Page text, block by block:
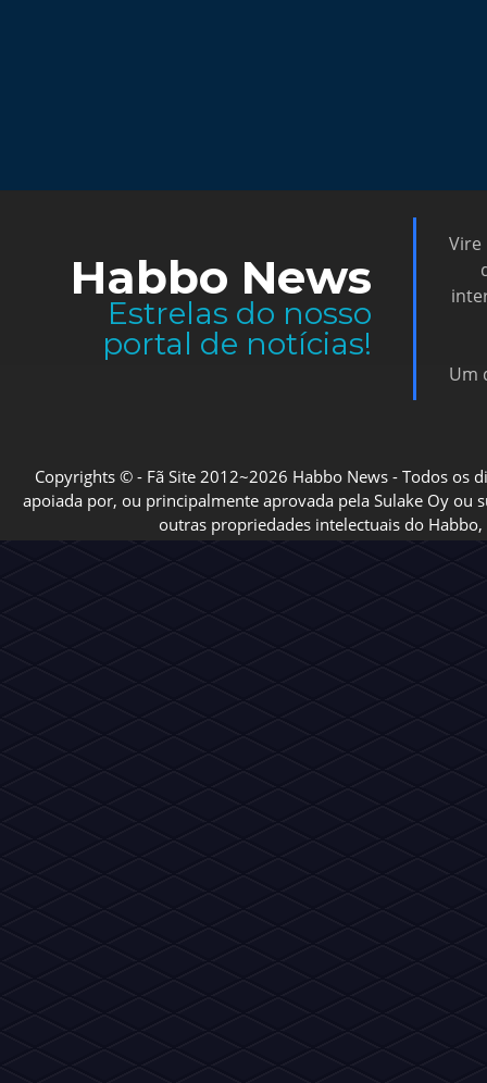
Habbo News
Estrelas do nosso
portal de notícias!
Vire
Um
Copyrights © - Fã Site 2012~2026 Habbo News - Todos os
apoiada por, ou principalmente aprovada pela Sulake Oy ou
outras propriedades intelectuais do